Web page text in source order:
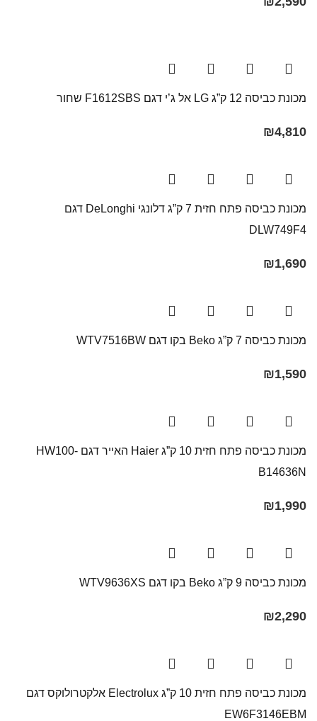
מכונת כביסה 12 ק”ג LG אל ג’י דגם F1612SBS שחור
₪4,810
מכונת כביסה פתח חזית 7 ק”ג דלונגי DeLonghi דגם
DLW749F4
₪1,690
מכונת כביסה 7 ק”ג Beko בקו ‏דגם WTV7516BW
₪1,590
מכונת כביסה פתח חזית 10 ק”ג Haier האייר דגם HW100-
B14636N
₪1,990
מכונת כביסה 9 ק”ג Beko בקו ‏דגם WTV9636XS
₪2,290
מכונת כביסה ‏פתח חזית ‏10 ‏ק”ג Electrolux אלקטרולוקס דגם
EW6F3146EBM